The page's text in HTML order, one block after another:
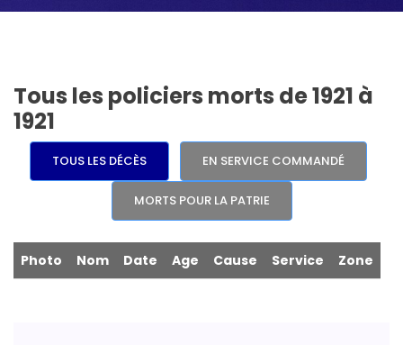
Tous les policiers morts de 1921 à
1921
TOUS LES DÉCÈS EN SERVICE COMMANDÉ
MORTS POUR LA PATRIE
Photo Nom Date Age Cause Service Zone